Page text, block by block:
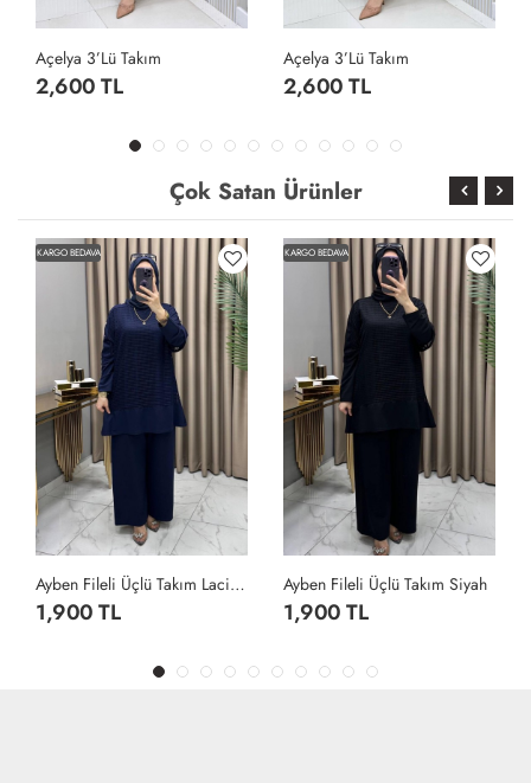
Açelya 3’lü Takım
2,600 TL
Açelya 3’lü Takım
2,600 TL
Çok Satan Ürünler
KARGO BEDAVA
Ayben Fileli Üçlü Takım Lacivert
1,900 TL
KARGO BEDAVA
Ayben Fileli Üçlü Takım Siyah
1,900 TL